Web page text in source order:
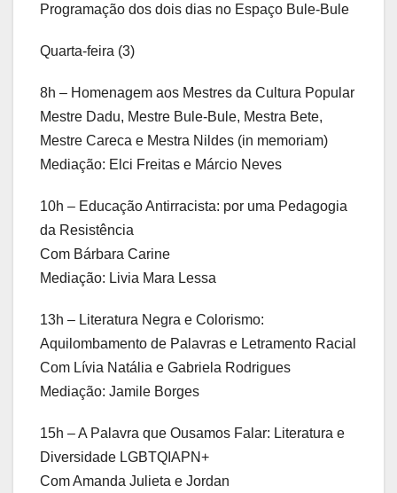
Programação dos dois dias no Espaço Bule-Bule
Quarta-feira (3)
8h – Homenagem aos Mestres da Cultura Popular
Mestre Dadu, Mestre Bule-Bule, Mestra Bete,
Mestre Careca e Mestra Nildes (in memoriam)
Mediação: Elci Freitas e Márcio Neves
10h – Educação Antirracista: por uma Pedagogia
da Resistência
Com Bárbara Carine
Mediação: Livia Mara Lessa
13h – Literatura Negra e Colorismo:
Aquilombamento de Palavras e Letramento Racial
Com Lívia Natália e Gabriela Rodrigues
Mediação: Jamile Borges
15h – A Palavra que Ousamos Falar: Literatura e
Diversidade LGBTQIAPN+
Com Amanda Julieta e Jordan